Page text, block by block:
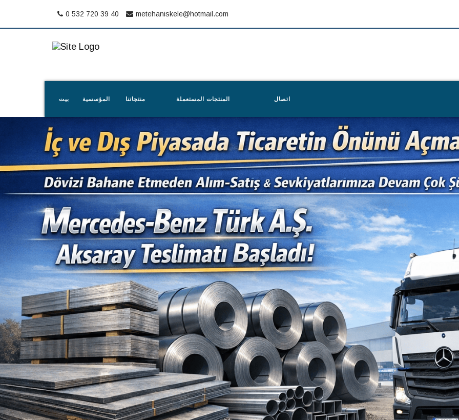
0 532 720 39 40 metehaniskele@hotmail.com
بيت المؤسسية منتجاتنا المنتجات المستعملة اتصال